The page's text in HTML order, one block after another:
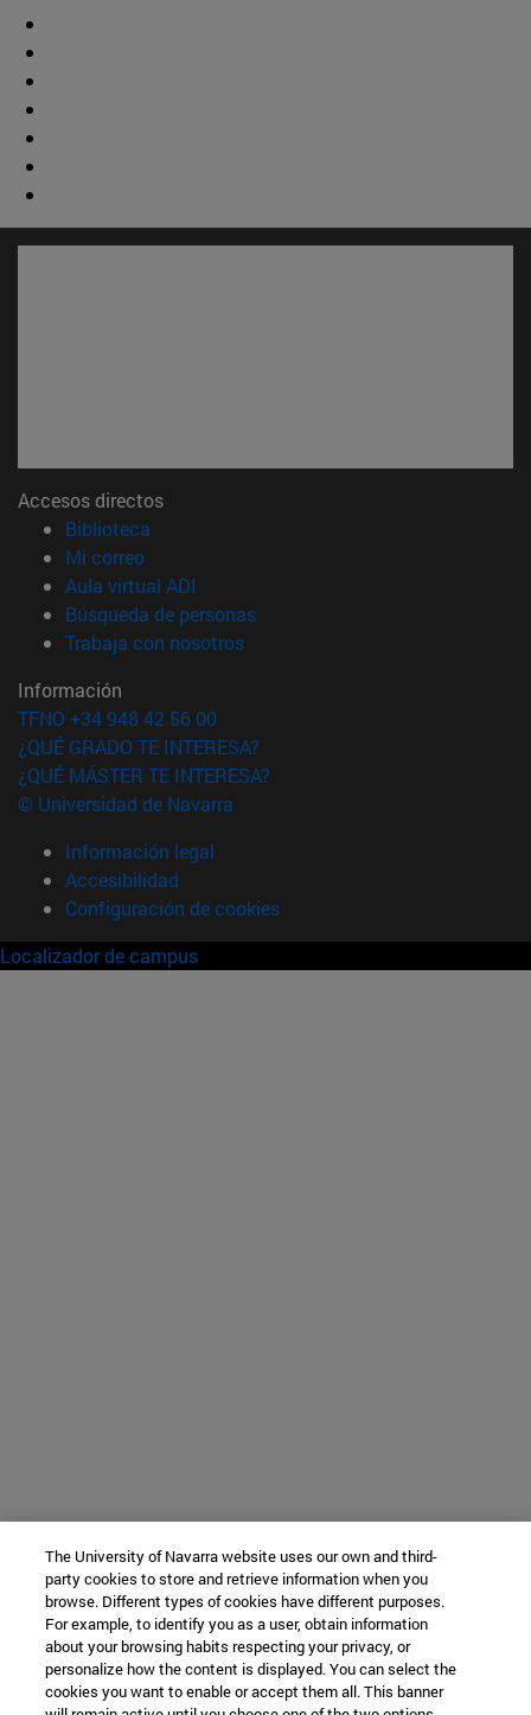
Accesos directos
Biblioteca
Mi correo(abre en nueva ventana)
Aula virtual ADI
Búsqueda de personas(abre en nueva ventana)
Trabaja con nosotros(abre en nueva ventana)
Información
TFNO +34 948 42 56 00
¿QUÉ GRADO TE INTERESA?
¿QUÉ MÁSTER TE INTERESA?
© Universidad de Navarra
Información legal
Accesibilidad
Configuración de cookies
Localizador de campus
The University of Navarra website uses our own and third-
party cookies to store and retrieve information when you
browse. Different types of cookies have different purposes.
For example, to identify you as a user, obtain information
about your browsing habits respecting your privacy, or
personalize how the content is displayed. You can select the
cookies you want to enable or accept them all. This banner